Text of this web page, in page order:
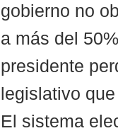
gobierno no
a más del
presidente
legislativo
El sistema